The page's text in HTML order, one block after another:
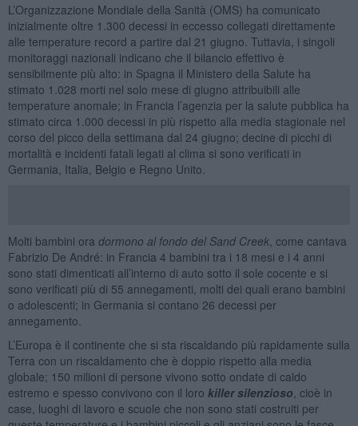
L’Organizzazione Mondiale della Sanità (OMS) ha comunicato
inizialmente oltre 1.300 decessi in eccesso collegati direttamente
alle temperature record a partire dal 21 giugno. Tuttavia, i singoli
monitoraggi nazionali indicano che il bilancio effettivo è
sensibilmente più alto: in Spagna il Ministero della Salute ha
stimato 1.028 morti nel solo mese di giugno attribuibili alle
temperature anomale; in Francia l’agenzia per la salute pubblica ha
stimato circa 1.000 decessi in più rispetto alla media stagionale nel
corso del picco della settimana dal 24 giugno; decine di picchi di
mortalità e incidenti fatali legati al clima si sono verificati in
Germania, Italia, Belgio e Regno Unito.
Molti bambini ora dormono al fondo del Sand Creek, come cantava
Fabrizio De André: in Francia 4 bambini tra i 18 mesi e i 4 anni
sono stati dimenticati all’interno di auto sotto il sole cocente e si
sono verificati più di 55 annegamenti, molti dei quali erano bambini
o adolescenti; in Germania si contano 26 decessi per
annegamento.
L’Europa è il continente che si sta riscaldando più rapidamente sulla
Terra con un riscaldamento che è doppio rispetto alla media
globale; 150 milioni di persone vivono sotto ondate di caldo
estremo e spesso convivono con il loro killer silenzioso , cioè in
case, luoghi di lavoro e scuole che non sono stati costruiti per